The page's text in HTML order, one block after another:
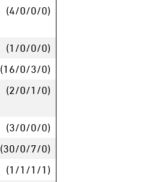
(4/0/0/0)
(1/0/0/0)
(16/0/3/0)
(2/0/1/0)
(3/0/0/0)
(30/0/7/0)
(1/1/1/1)